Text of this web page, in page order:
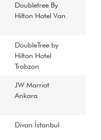
Doubletree By
Hilton Hotel Van
DoubleTree by
Hilton Hotel
Trabzon
JW Marriot
Ankara
Divan İstanbul